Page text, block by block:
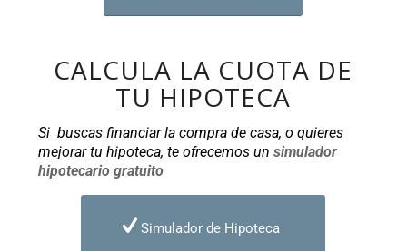
CALCULA LA CUOTA DE
TU HIPOTECA
Si buscas financiar la compra de casa, o quieres
mejorar tu hipoteca, te ofrecemos unsimulador
hipotecario gratuito
Simulador de Hipoteca